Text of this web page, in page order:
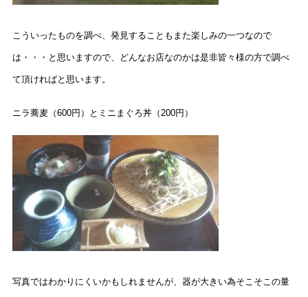
こういったものを調べ、発見することもまた楽しみの一つなので
は・・・と思いますので、どんなお店なのかは是非皆々様の方で調べ
て頂ければと思います。
ニラ蕎麦（600円）とミニまぐろ丼（200円）
写真ではわかりにくいかもしれませんが、器が大きい為そこそこの量